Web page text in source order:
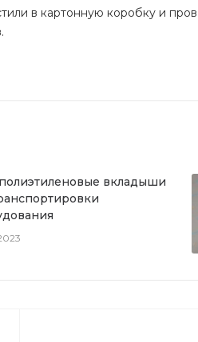
в картонную коробку и
вкладыши